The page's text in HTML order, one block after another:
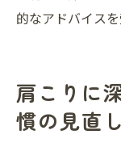
的なアドバイス
肩こりに
慣の見直